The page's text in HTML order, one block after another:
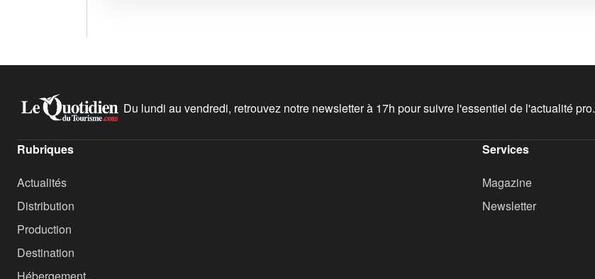
Du lundi au vendredi, retrouvez notre newsletter à 17h pour suivre l'essentiel de l'actualité pro.
Rubriques
Actualités
Distribution
Production
Destination
Hébergement
Services
Magazine
Newsletter